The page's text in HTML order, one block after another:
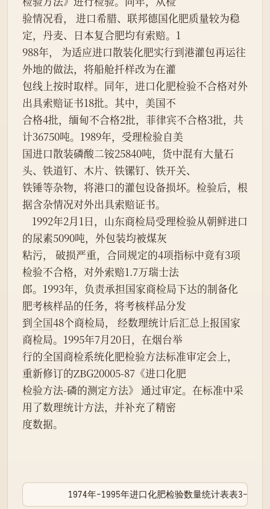
验情况看， 进口希腊、联邦德国化肥质量较为稳
定，丹麦、日本复合肥均有索赔。1
988年， 为适应进口散装化肥实行到港灌包再运往
外地的做法，将船舱扦样改为在灌
包线上按时取样。同年，进口化肥检验不合格对外
出具索赔证书18批。其中，美国不
合格4批，缅甸不合格2批，菲律宾不合格3批，共
计36750吨。1989年，受理检验自美
国进口散装磷酸二铵25840吨，货中混有大量石
头、铁道钉、木片、铁镙钉、铁开关、
铁锤等杂物，将港口的灌包设备损坏。检验后，根
据含杂情况对外出具索赔证书。
的尿素5090吨，外包装均被煤灰
粘污， 破损严重，合同规定的4项指标中竟有3项
检验不合格，对外索赔1.7万瑞士法
郎。1993年，负责承担国家商检局下达的制备化
肥考核样品的任务，将考核样品分发
到全国48个商检局， 经数理统计后汇总上报国家
商检局。1995年7月20日，在烟台举
行的全国商检系统化肥检验方法标准审定会上，
重新修订的ZBG20005-87《进口化肥
检验方法-磷的测定方法》 通过审定。在标准中采
用了数理统计方法，并补充了精密
度数据。
1974年-1995年进口化肥检验数量统计表表3-